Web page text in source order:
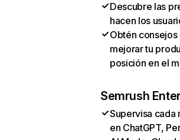
Descubre las
hacen los
Obtén
mejorar tu
posición en el
Semrush
Supervisa cada
en ChatGPT,